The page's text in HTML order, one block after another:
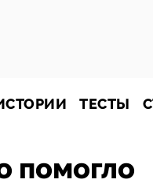
ТЕСТЫ
помогло